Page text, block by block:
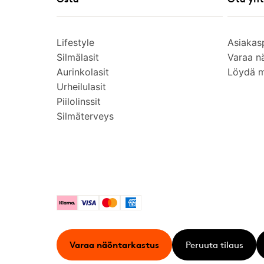
Lifestyle
Silmälasit
Aurinkolasit
Urheilulasit
Piilolinssit
Silmäterveys
Varaa
Löydä
KlarnaVisa MastercardAmerican Express
Varaa näöntarkastus Peruuta tilaus